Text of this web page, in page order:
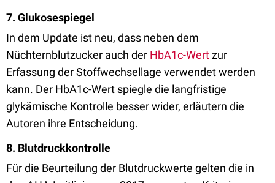
7. Glukosespiegel
In dem Update ist neu, dass neben dem
Nüchternblutzucker auch der HbA1c-Wertzur
Erfassung der Stoffwechsellage verwendet werden
kann. Der HbA1c-Wert spiegle die langfristige
glykämische Kontrolle besser wider, erläutern die
Autoren ihre Entscheidung.
8. Blutdruckkontrolle
Für die Beurteilung der Blutdruckwerte gelten die in